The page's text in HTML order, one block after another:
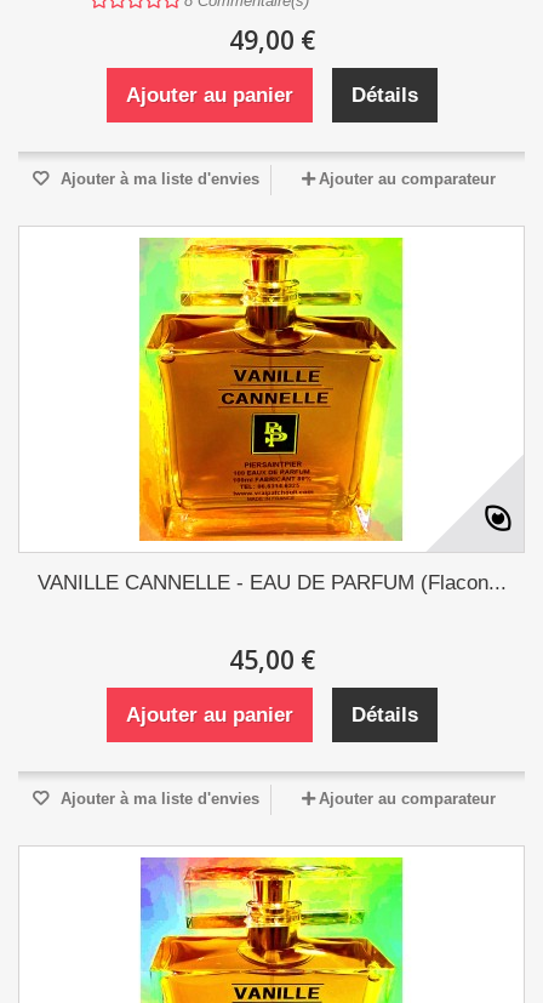
49,00 €
Ajouter au panier Détails
Ajouter à ma liste d'envies Ajouter au comparateur
VANILLE CANNELLE - EAU DE PARFUM (Flacon...
45,00 €
Ajouter au panier Détails
Ajouter à ma liste d'envies Ajouter au comparateur